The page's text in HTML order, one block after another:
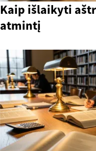
Kaip išlaikyti
atmintį